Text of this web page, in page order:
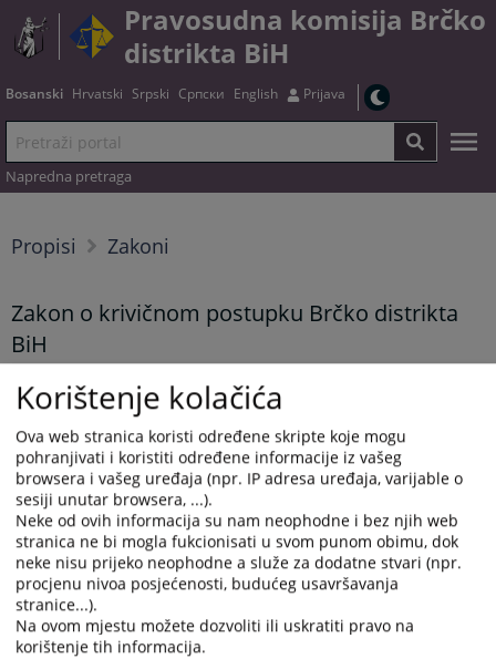
Pravosudna komisija Brčko
distrikta BiH
Bosanski Hrvatski Srpski Српски English Prijava
Napredna pretraga
Propisi Zakoni
Zakon o krivičnom postupku Brčko distrikta
BiH
Tekst zakona možete preuzeti
Prikazana vijest je na: Bosanski jezik
Vijest dostupna još na: Hrvatski jezik Српски језик
402 PREGLEDA
Korištenje kolačića
Ova web stranica koristi određene skripte koje mogu
pohranjivati i koristiti određene informacije iz vašeg
browsera i vašeg uređaja (npr. IP adresa uređaja, varijable o
sesiji unutar browsera, ...).
Neke od ovih informacija su nam neophodne i bez njih web
stranica ne bi mogla fukcionisati u svom punom obimu, dok
neke nisu prijeko neophodne a služe za dodatne stvari (npr.
procjenu nivoa posjećenosti, budućeg usavršavanja
stranice...).
Na ovom mjestu možete dozvoliti ili uskratiti pravo na
korištenje tih informacija.